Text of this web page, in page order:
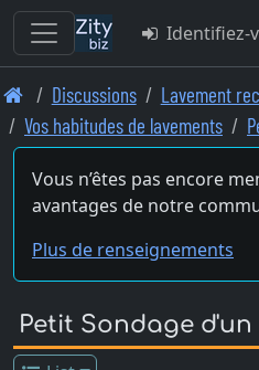
Skip
to
main
content
Identifiez-
Discussions
Lavement
Vos habitudes de lavements
Vous n’êtes pas encore
avantages de notre
Plus de renseignements
Petit Sondage